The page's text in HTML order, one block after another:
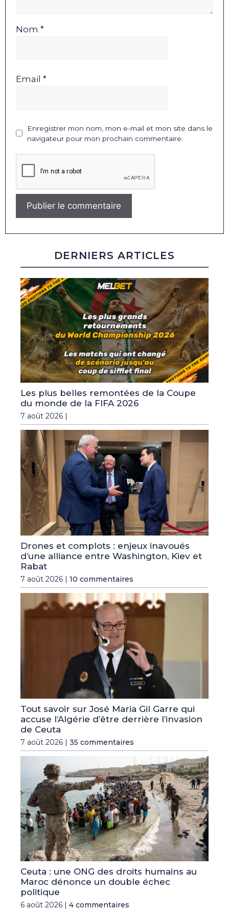
Nom *
Email *
Enregistrer mon nom, mon e-mail et mon site dans le
navigateur pour mon prochain commentaire.
DERNIERS ARTICLES
Les plus belles remontées de la Coupe
du monde de la FIFA 2026
7 août 2026 |
Drones et complots : enjeux inavoués
d’une alliance entre Washington, Kiev et
Rabat
7 août 2026 | 10 commentaires
Tout savoir sur José Maria Gil Garre qui
accuse l’Algérie d’être derrière l’invasion
de Ceuta
7 août 2026 | 35 commentaires
Ceuta : une ONG des droits humains au
Maroc dénonce un double échec
politique
6 août 2026 | 4 commentaires